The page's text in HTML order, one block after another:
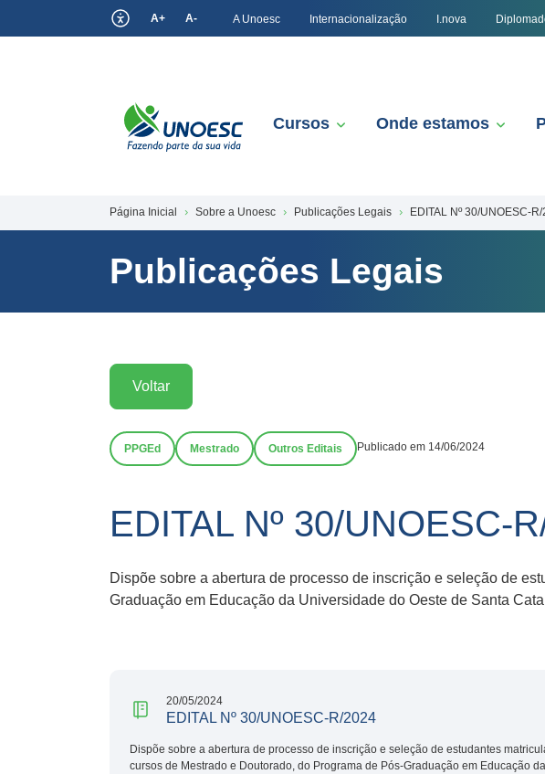
A+ A- A Unoesc Internacionalização I.nova
Cursos Onde estamos
Página Inicial Sobre a Unoesc Publicações Legais EDITAL Nº 30/UNOESC-
Publicações Legais
Voltar
PPGEd Mestrado Outros Editais Publicado em 14/06/2024
EDITAL Nº 30/UNOESC-
Dispõe sobre a abertura de processo de inscrição e seleção de
Graduação em Educação da Universidade do Oeste de Santa
20/05/2024
EDITAL Nº 30/UNOESC-R/2024
Dispõe sobre a abertura de processo de inscrição e seleção de estudantes
cursos de Mestrado e Doutorado, do Programa de Pós-Graduação em Educação da